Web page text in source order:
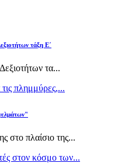
τάξη Ε΄
τα...
πλημμύρες,...
στο πλαίσιο της...
στον κόσμο των...